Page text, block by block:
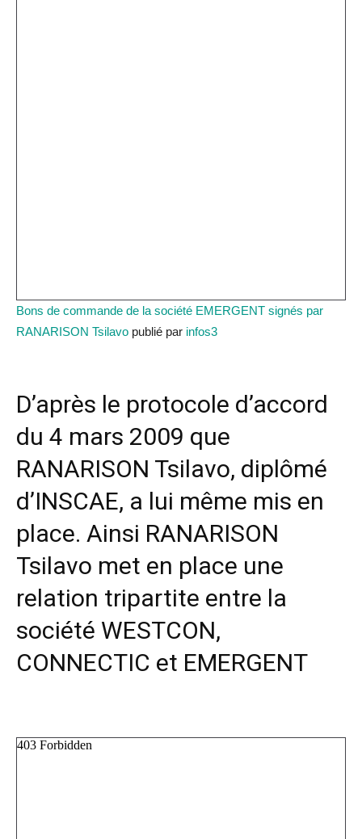
Bons de commande de la société EMERGENT signés par
RANARISON Tsilavo publié par infos3
D’après le protocole d’accord
du 4 mars 2009 que
RANARISON Tsilavo, diplômé
d’INSCAE, a lui même mis en
place. Ainsi RANARISON
Tsilavo met en place une
relation tripartite entre la
société WESTCON,
CONNECTIC et EMERGENT